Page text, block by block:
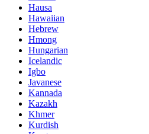
Hausa
Hawaiian
Hebrew
Hmong
Hungarian
Icelandic
Igbo
Javanese
Kannada
Kazakh
Khmer
Kurdish